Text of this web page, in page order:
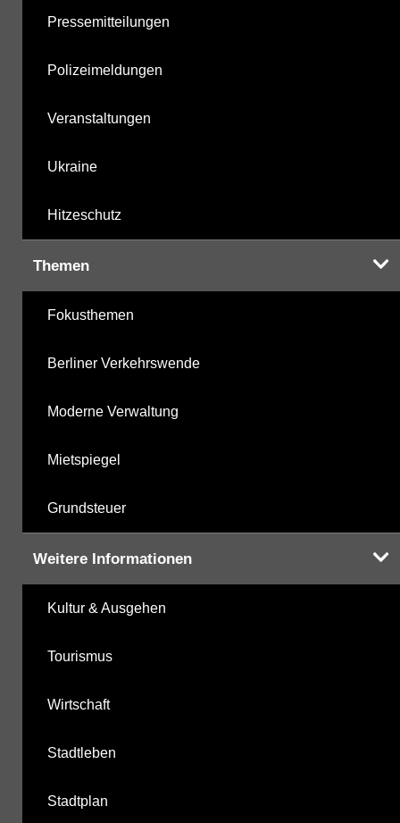
Pressemitteilungen
Polizeimeldungen
Veranstaltungen
Ukraine
Hitzeschutz
Themen
Fokusthemen
Berliner Verkehrswende
Moderne Verwaltung
Mietspiegel
Grundsteuer
Weitere Informationen
Kultur & Ausgehen
Tourismus
Wirtschaft
Stadtleben
Stadtplan